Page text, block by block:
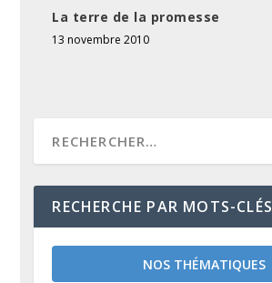
La terre de la promesse
13 novembre 2010
RECHERCHE PAR MOTS-CLÉS
NOS THÉMATIQUES